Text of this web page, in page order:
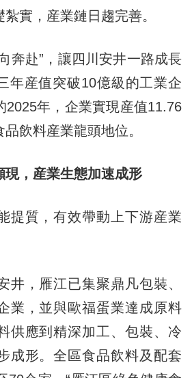
實，産業鏈日趨完善。
赴”，讓四川安井一路成長
年産值突破10億級的工業企
2025年，企業實現産值11.76
飲料産業龍頭地位。
，産業生態加速成形
質，有效帶動上下游産業
，雁江已集聚鼎凡包裝、
業，並與歐福蛋業達成原料
供應到精深加工、包裝、冷
成形。全區食品飲料及配套